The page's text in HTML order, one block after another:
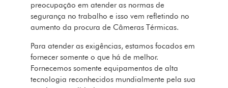
preocupação em atender as normas de
segurança no trabalho e isso vem refletindo no
aumento da procura de Câmeras Térmicas.
Para atender as exigências, estamos focados em
fornecer somente o que há de melhor.
Fornecemos somente equipamentos de alta
tecnologia reconhecidos mundialmente pela sua